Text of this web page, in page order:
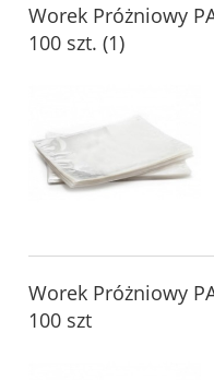
Worek Próżniowy
100 szt. (1)
Worek Próżniowy
100 szt